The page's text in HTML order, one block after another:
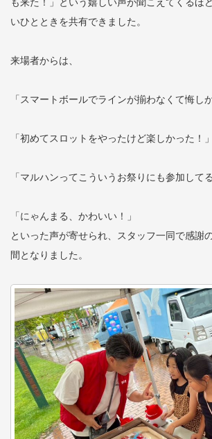
も来た！」という嬉しい声が聞こえてくるほ
いひとときを共有できました。
来場者からは、
「スマートボールでラインが揃わなくて悔し
「初めてスロットをやったけど楽しかった！」
「マルハンってこういうお祭りにも参加して
「にゃんまる、かわいい！」
といった声が寄せられ、スタッフ一同で感謝
間となりました。